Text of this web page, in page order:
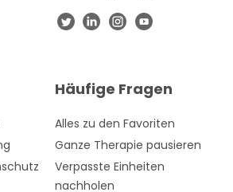
Häufige Fragen
Alles zu den Favoriten
Ganze Therapie pausieren
Verpasste Einheiten
nachholen